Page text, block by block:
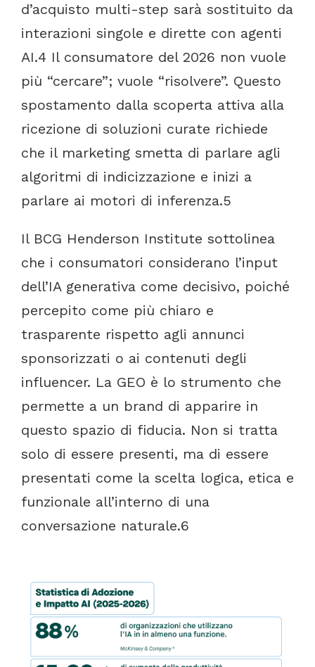
d’acquisto multi-step sarà sostituito da
interazioni singole e dirette con agenti
AI.4 Il consumatore del 2026 non vuole
più “cercare”; vuole “risolvere”. Questo
spostamento dalla scoperta attiva alla
ricezione di soluzioni curate richiede
che il marketing smetta di parlare agli
algoritmi di indicizzazione e inizi a
parlare ai motori di inferenza.5
Il BCG Henderson Institute sottolinea
che i consumatori considerano l’input
dell’IA generativa come decisivo, poiché
percepito come più chiaro e
trasparente rispetto agli annunci
sponsorizzati o ai contenuti degli
influencer. La GEO è lo strumento che
permette a un brand di apparire in
questo spazio di fiducia. Non si tratta
solo di essere presenti, ma di essere
presentati come la scelta logica, etica e
funzionale all’interno di una
conversazione naturale.6